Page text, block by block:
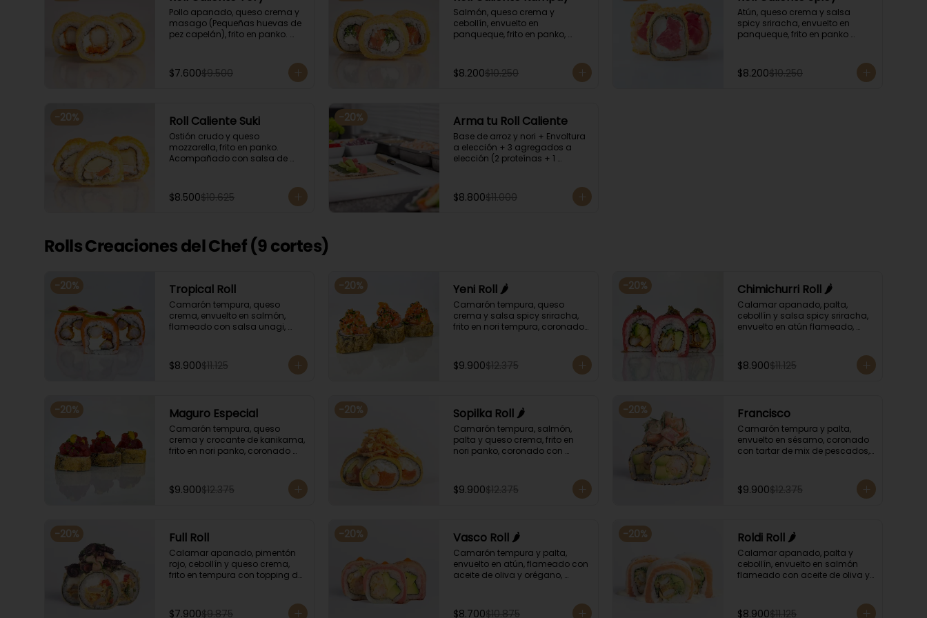
Pollo apanado, queso crema y
masago (Pequeñas huevas de
pez capelán), frito en panko.
$7.600$9.500
Salmón, queso crema y
cebollín, envuelto en
panqueque, frito en panko,
salsa de soya y unagi.
$8.200$10.250
Atún, queso crema y salsa
spicy sriracha, envuelto en
panqueque, frito en panko
salsa de soya y unagi.
$8.200$10.250
-20% Roll Caliente Suki
Ostión crudo y queso
mozzarella, frito en panko.
Acompañado con salsa de
$8.500$10.625
-20% Arma tu Roll Caliente
Base de arroz y nori + Envoltura
a elección + 3 agregados a
elección (2 proteínas + 1
$8.800$11.000
Rolls Creaciones del Chef (9 cortes)
-20% Tropical Roll
Camarón tempura, queso
crema, envuelto en salmón,
flameado con salsa unagi,
$8.900$11.125
-20% Yeni Roll 🌶️
Camarón tempura, queso
crema y salsa spicy sriracha,
frito en nori tempura, coronado
unagui.
$9.900$12.375
-20% Chimichurri Roll 🌶️
Calamar apanado, palta,
cebollín y salsa spicy sriracha,
envuelto en atún flameado,
$8.900$11.125
-20% Maguro Especial
Camarón tempura, queso
crema y crocante de kanikama,
frito en nori panko, coronado
amarillo y unagi.
$9.900$12.375
-20% Sopilka Roll 🌶️
Camarón tempura, salmón,
palta y queso crema, frito en
nori panko, coronado con
$9.900$12.375
-20% Francisco
Camarón tempura y palta,
envuelto en sésamo, coronado
con tartar de mix de pescados,
$9.900$12.375
-20% Full Roll
Calamar apanado, pimentón
rojo, cebollín y queso crema,
frito en tempura con topping de
$7.900$9.875
-20% Vasco Roll 🌶️
Camarón tempura y palta,
envuelto en atún, flameado con
aceite de oliva y orégano,
$8.700$10.875
-20% Roldi Roll 🌶️
Calamar apanado, palta y
cebollín, envuelto en salmón
flameado con aceite de oliva y
$8.900$11.125